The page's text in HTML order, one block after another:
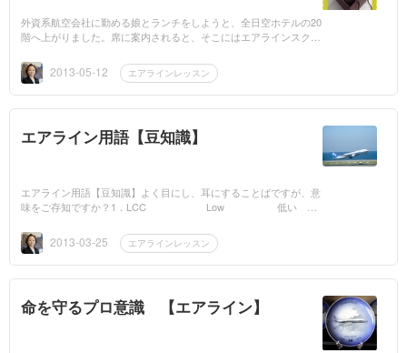
外資系航空会社に勤める娘とランチをしようと、全日空ホテルの20
階へ上がりました。席に案内されると、そこにはエアラインスクー
で、驚きまし...
2013-05-12 エアラインレッスン
エアライン用語【豆知識】
エアライン用語【豆知識】よく目にし、耳にすることばですが、意
味をご存知ですか？1．LCC Low 低い
の...
2013-03-25 エアラインレッスン
命を守るプロ意識 【エアライン】